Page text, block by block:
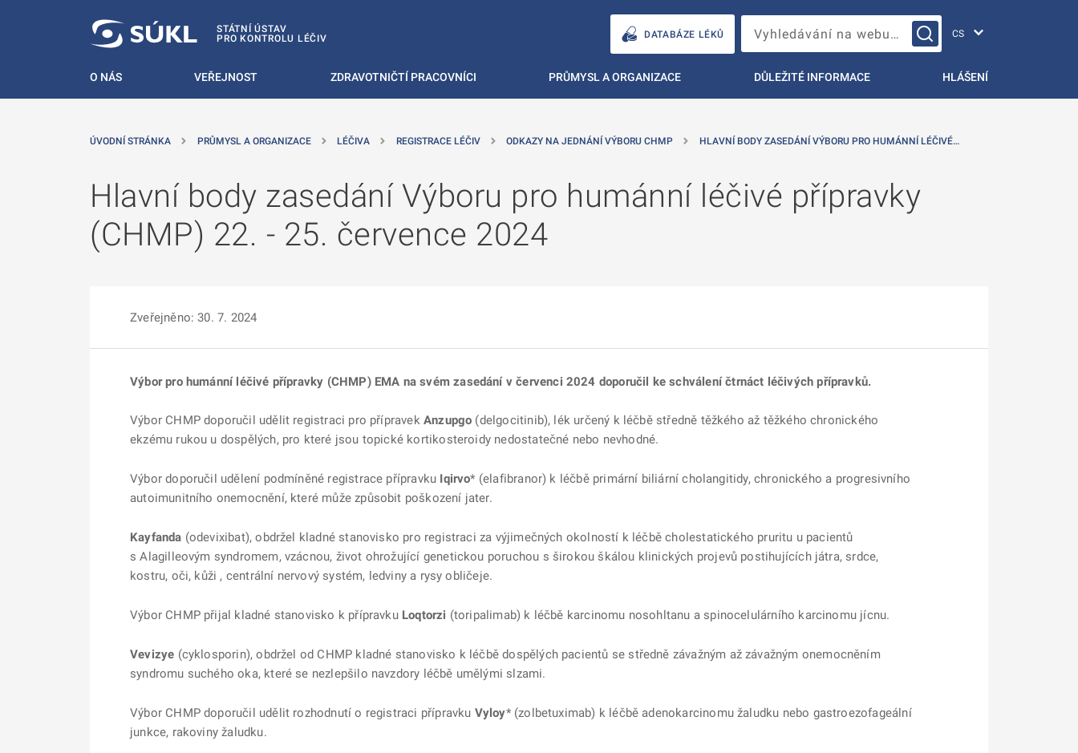
STÁTNÍ ÚSTAV
PRO KONTROLU LÉČIV
DATABÁZE LÉKŮ Vyhledávání na webu…
O NÁS VEŘEJNOST ZDRAVOTNIČTÍ PRACOVNÍCI PRŮMYSL A ORGANIZACE DŮLEŽITÉ INFORMACE HLÁŠENÍ
ÚVODNÍ STRÁNKA PRŮMYSL A ORGANIZACE LÉČIVA REGISTRACE LÉČIV ODKAZY NA JEDNÁNÍ VÝBORU CHMP HLAVNÍ BODY ZASEDÁNÍ VÝBORU PRO HUMÁNNÍ LÉČIVÉ…
Hlavní body zasedání Výboru pro humánní léčivé přípravky
(CHMP) 22. - 25. července 2024
Zveřejněno: 30. 7. 2024
Výbor pro humánní léčivé přípravky (CHMP) EMA na svém zasedání v červenci 2024 doporučil ke schválení čtrnáct léčivých přípravků.
Výbor CHMP doporučil udělit registraci pro přípravek Anzupgo (delgocitinib), lék určený k léčbě středně těžkého až těžkého chronického
ekzému rukou u dospělých, pro které jsou topické kortikosteroidy nedostatečné nebo nevhodné.
Výbor doporučil udělení podmíněné registrace přípravku Iqirvo* (elafibranor) k léčbě primární biliární cholangitidy, chronického a progresivního
autoimunitního onemocnění, které může způsobit poškození jater.
Kayfanda (odevixibat), obdržel kladné stanovisko pro registraci za výjimečných okolností k léčbě cholestatického pruritu u pacientů
s Alagilleovým syndromem, vzácnou, život ohrožující genetickou poruchou s širokou škálou klinických projevů postihujících játra, srdce,
kostru, oči, kůži , centrální nervový systém, ledviny a rysy obličeje.
Výbor CHMP přijal kladné stanovisko k přípravku Loqtorzi (toripalimab) k léčbě karcinomu nosohltanu a spinocelulárního karcinomu jícnu.
Vevizye (cyklosporin), obdržel od CHMP kladné stanovisko k léčbě dospělých pacientů se středně závažným až závažným onemocněním
syndromu suchého oka, které se nezlepšilo navzdory léčbě umělými slzami.
Výbor CHMP doporučil udělit rozhodnutí o registraci přípravku Vyloy* (zolbetuximab) k léčbě adenokarcinomu žaludku nebo gastroezofageální
junkce, rakoviny žaludku.